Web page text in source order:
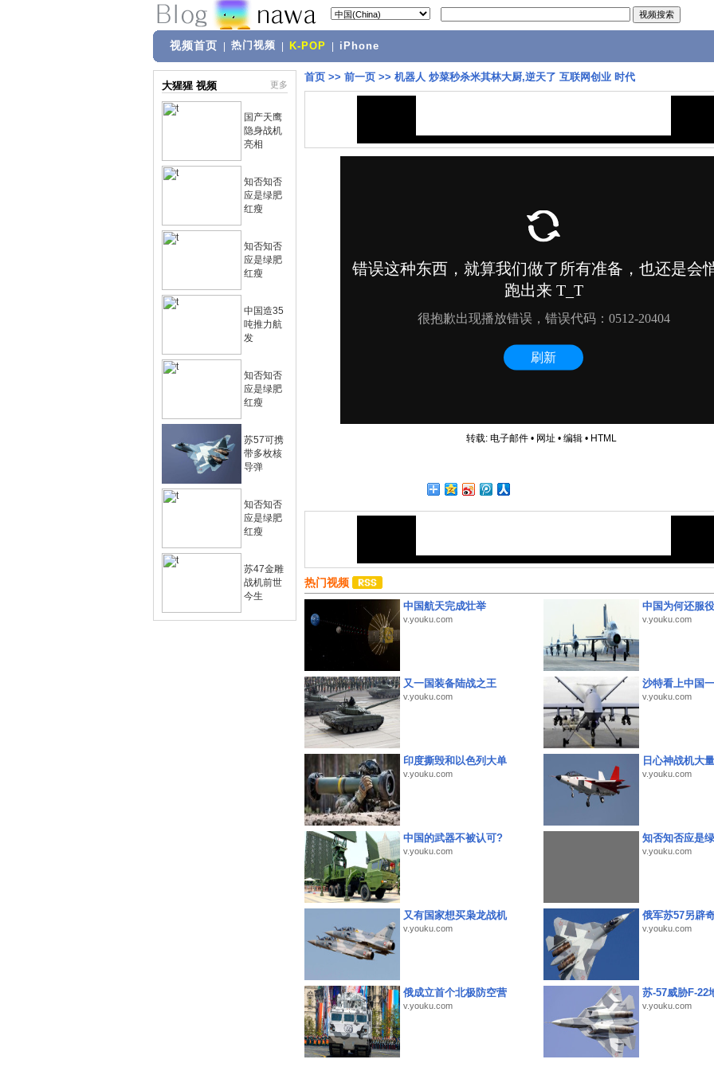
视频首页 热门视频 K-POP iPhone
大猩猩 视频 更多
国产天鹰
隐身战机
亮相
知否知否
应是绿肥
红瘦
知否知否
应是绿肥
红瘦
中国造35
吨推力航
发
知否知否
应是绿肥
红瘦
苏57可携
带多枚核
导弹
知否知否
应是绿肥
红瘦
苏47金雕
战机前世
今生
首页 >> 前一页 >> 机器人 炒菜秒杀米其林大厨,逆天了 互联网创业 时代
转载: 电子邮件• 网址 • 编辑• HTML
热门视频
中国航天完成壮举
v.youku.com
中国为何还服
v.youku.com
又一国装备陆战之王
v.youku.com
沙特看上中国
v.youku.com
印度撕毁和以色列大单
v.youku.com
日心神战机大
v.youku.com
中国的武器不被认可?
v.youku.com
知否知否应是
v.youku.com
又有国家想买枭龙战机
v.youku.com
俄军苏57另辟
v.youku.com
俄成立首个北极防空营
v.youku.com
苏-57威胁F-22
v.youku.com